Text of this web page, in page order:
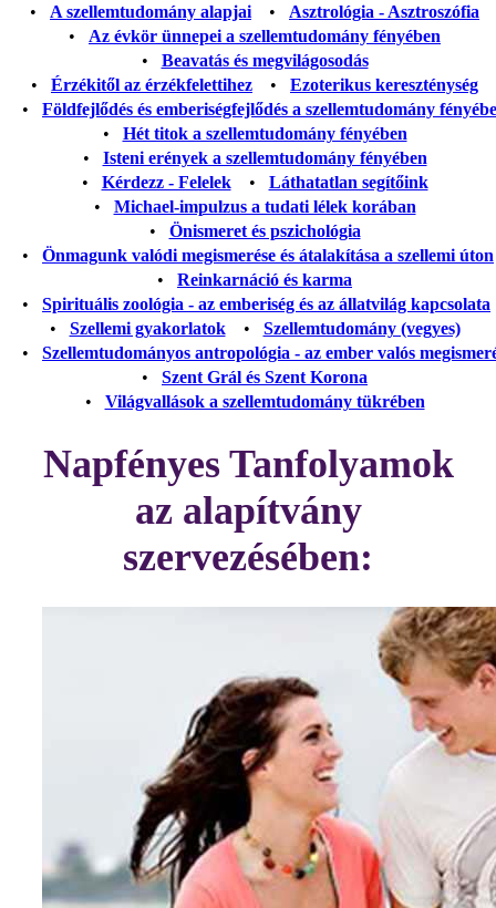
• A szellemtudomány alapjai • Asztrológia - Asztroszófia
• Az évkör ünnepei a szellemtudomány fényében
• Beavatás és megvilágosodás
• Érzékitől az érzékfelettihez • Ezoterikus kereszténység
• Földfejlődés és emberiségfejlődés a szellemtudomány
• Hét titok a szellemtudomány fényében
• Isteni erények a szellemtudomány fényében
• Kérdezz - Felelek• Láthatatlan segítőink
• Michael-impulzus a tudati lélek korában
• Önismeret és pszichológia
• Önmagunk valódi megismerése és átalakítása a szellemi úton
• Reinkarnáció és karma
• Spirituális zoológia - az emberiség és az állatvilág kapcsolata
• Szellemi gyakorlatok• Szellemtudomány (vegyes)
• Szellemtudományos antropológia - az ember valós
• Szent Grál és Szent Korona
• Világvallások a szellemtudomány tükrében
Napfényes Tanfolyamok
az alapítvány
szervezésében: